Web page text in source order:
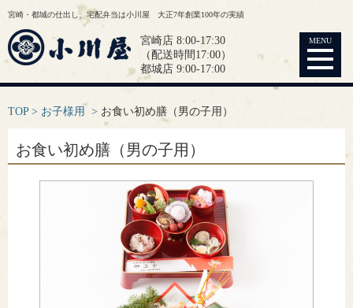
宮崎・都城の仕出し、宅配弁当は小川屋 大正7年創業100年の実績
宮崎店 8:00-17:30
（配送時間17:00）
都城店 9:00-17:00
MENU
TOP お子様用 お食い初め膳（男の子用）
お食い初め膳（男の子用）